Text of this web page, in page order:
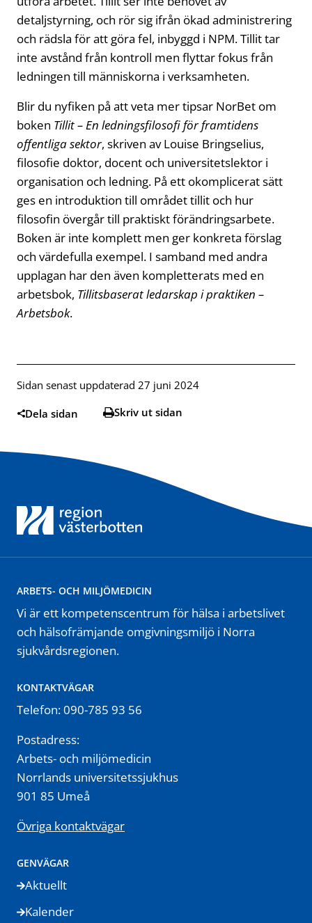
detaljstyrning, och rör sig ifrån ökad administrering
och rädsla för att göra fel, inbyggd i NPM. Tillit tar
inte avstånd från kontroll men flyttar fokus från
ledningen till människorna i verksamheten.
Blir du nyfiken på att veta mer tipsar NorBet om
boken Tillit – En ledningsfilosofi för framtidens
offentliga sektor, skriven av Louise Bringselius,
filosofie doktor, docent och universitetslektor i
organisation och ledning. På ett okomplicerat sätt
ges en introduktion till området tillit och hur
filosofin övergår till praktiskt förändringsarbete.
Boken är inte komplett men ger konkreta förslag
och värdefulla exempel. I samband med andra
upplagan har den även kompletterats med en
arbetsbok, Tillitsbaserat ledarskap i praktiken –
Arbetsbok.
Sidan senast uppdaterad 27 juni 2024
Dela sidan Skriv ut sidan
ARBETS- OCH MILJÖMEDICIN
Vi är ett kompetenscentrum för hälsa i arbetslivet
och hälsofrämjande omgivningsmiljö i Norra
sjukvårdsregionen.
KONTAKTVÄGAR
Telefon: 090-785 93 56
Postadress:
Arbets- och miljömedicin
Norrlands universitetssjukhus
901 85 Umeå
Övriga kontaktvägar
GENVÄGAR
Aktuellt
Kalender